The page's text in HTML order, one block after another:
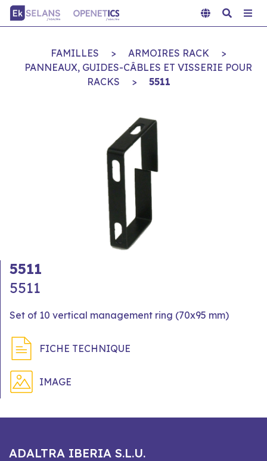
FAMILLES > ARMOIRES RACK
>
PANNEAUX, GUIDES-CÂBLES ET VISSERIE POUR
RACKS
> 5511
5511
5511
Set of 10 vertical management ring (70x95 mm)
FICHE TECHNIQUE
IMAGE
ADALTRA IBERIA S.L.U.